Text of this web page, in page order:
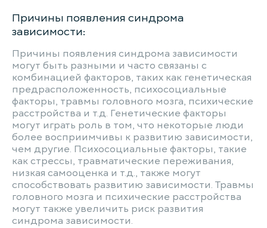
Причины появления синдрома
зависимости:
Причины появления синдрома зависимости
могут быть разными и часто связаны с
комбинацией факторов, таких как генетическая
предрасположенность, психосоциальные
факторы, травмы головного мозга, психические
расстройства и т.д. Генетические факторы
могут играть роль в том, что некоторые люди
более восприимчивы к развитию зависимости,
чем другие. Психосоциальные факторы, такие
как стрессы, травматические переживания,
низкая самооценка и т.д., также могут
способствовать развитию зависимости. Травмы
головного мозга и психические расстройства
могут также увеличить риск развития
синдрома зависимости.